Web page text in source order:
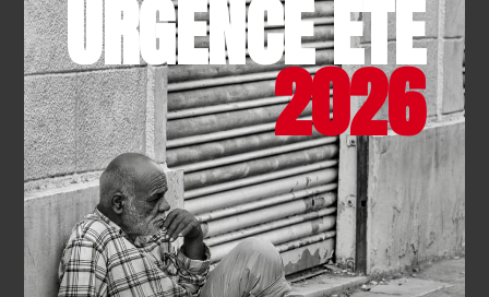
INTERNATIONAL- 05.03.2026
L’Ordre de Malte France
maintient sa présence au
Moyen-Orient
URGENCE ÉTÉ
2026